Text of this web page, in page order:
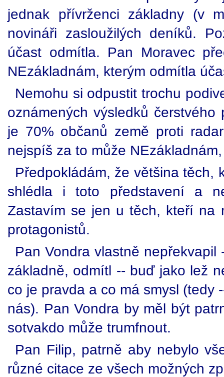
jednak přívrženci základny (v
novináři zasloužilých deníků.
účast odmítla. Pan Moravec
NEzákladnám, kterým odmítla
Nemohu si odpustit trochu
oznámených výsledků
je 70% občanů země proti
nejspíš za to může
Předpokládám, že většina
shlédla i toto představení a
Zastavím se jen u těch, kteří na
protagonistů.
Pan Vondra vlastně
základně, odmítl -- buď jako lež
co je pravda a co má smysl (tedy
nás). Pan Vondra by měl být
sotvakdo může trumfnout.
Pan Filip, patrně aby nebylo
různé citace ze všech možných